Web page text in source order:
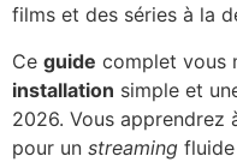
films et des séries à la
Ce guide complet vous
installation simple et
2026. Vous apprendrez
pour un streaming